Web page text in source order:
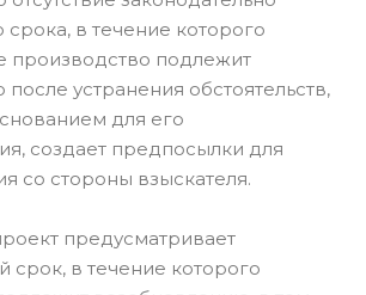
срока, в течение которого
производство подлежит
устранения обстоятельств,
для его
создает предпосылки для
со стороны взыскателя.
предусматривает
срок, в течение которого